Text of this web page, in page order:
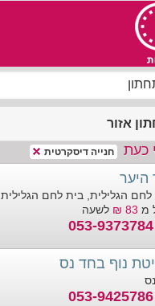
אזור
כעת חנייה דיסקרטית
היער
לחם הגלילית, בית לחם הגלילית
מ 83 ₪ לשעה
053-9373784
נוף בחד נס
053-9425786